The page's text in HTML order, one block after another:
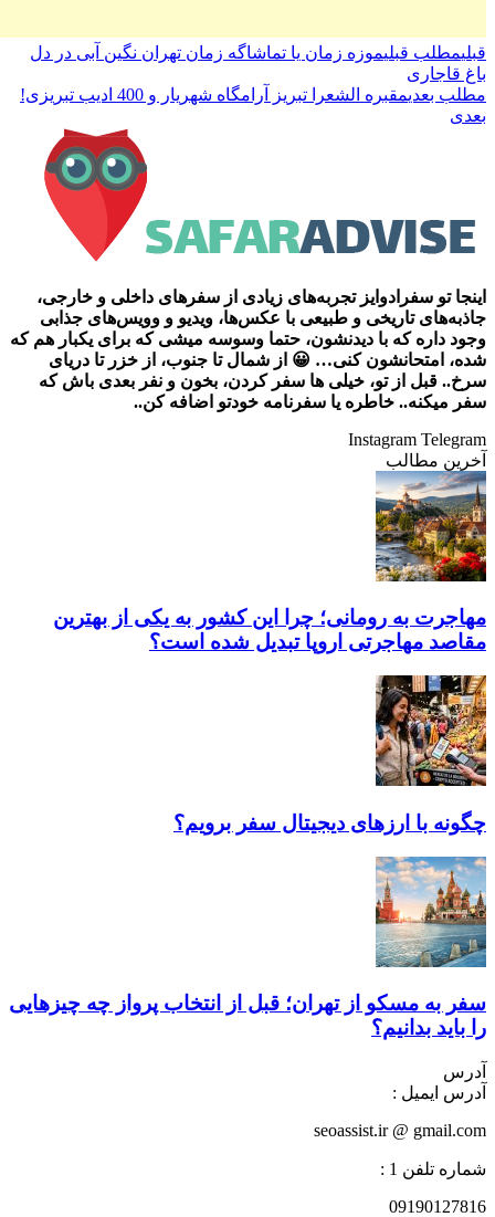
قبلیمطلب قبلیموزه زمان یا تماشاگه زمان تهران نگین آبی در دل
باغ قاجاری
مطلب بعدیمقبره الشعرا تبریز آرامگاه شهریار و 400 ادیب تبریزی!
بعدی
اینجا تو سفرادوایز تجربه‌های زیادی از سفرهای داخلی و خارجی،
جاذبه‌های تاریخی و طبیعی با عکس‌ها، ویدیو و وویس‌های جذابی
وجود داره که با دیدنشون، حتما وسوسه میشی که برای یکبار هم که
شده، امتحانشون کنی… 😀 از شمال تا جنوب، از خزر تا دریای
سرخ.. قبل از تو، خیلی ها سفر کردن، بخون و نفر بعدی باش که
سفر میکنه.. خاطره یا سفرنامه خودتو اضافه کن..
Instagram Telegram
آخرین مطالب
مهاجرت به رومانی؛ چرا این کشور به یکی از بهترین
مقاصد مهاجرتی اروپا تبدیل شده است؟
چگونه با ارز‌های دیجیتال سفر برویم؟
سفر به مسکو از تهران؛ قبل از انتخاب پرواز چه چیزهایی
را باید بدانیم؟
آدرس
آدرس ایمیل :
seoassist.ir @ gmail.com
شماره تلفن 1 :
09190127816